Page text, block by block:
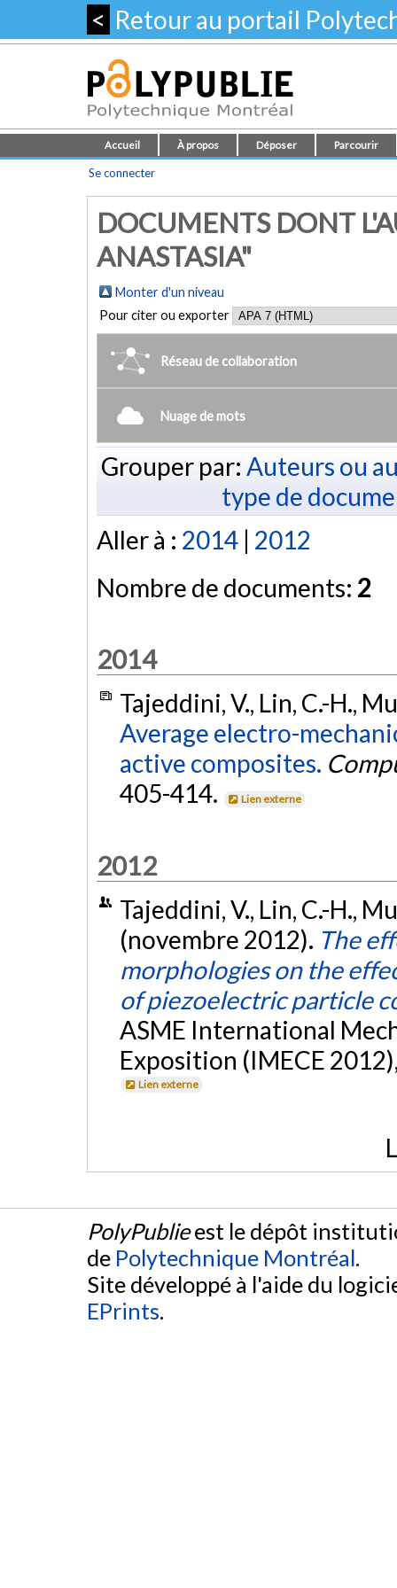
< Retour au portail
Accueil À propos Déposer Parcourir
Se connecter
DOCUMENTS DONT
ANASTASIA"
Monter d'un niveau
Pour citer ou exporter
Réseau de collaboration
Nuage de mots
Grouper par: Auteurs ou
type de
Aller à : 2014 | 2012
Nombre de documents: 2
2014
Tajeddini, V., Lin, C.-H.,
Average electro-
active composites.
405-414.
Lien externe
2012
Tajeddini, V., Lin, C.-H.,
(novembre 2012). The
morphologies on the
of piezoelectric particle
ASME International
Exposition (IMECE
Lien externe
PolyPublieest le dépôt
de Polytechnique Montréal.
Site développé à l'aide du
EPrints.